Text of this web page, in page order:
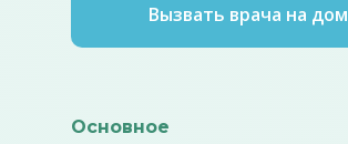
Основное
Вызвать врача на дом